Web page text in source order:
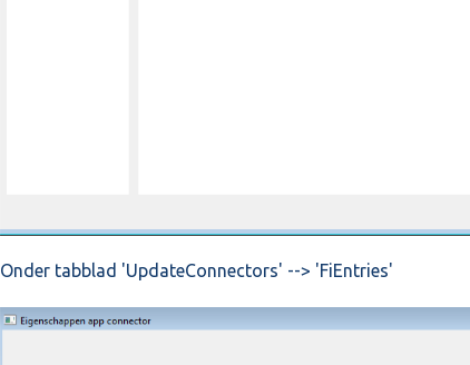
Onder tabblad 'UpdateConnectors' --> 'FiEntries'